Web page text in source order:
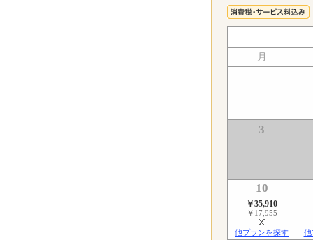
月
3
10
￥35,910
￥17,955
他プランを探す 他